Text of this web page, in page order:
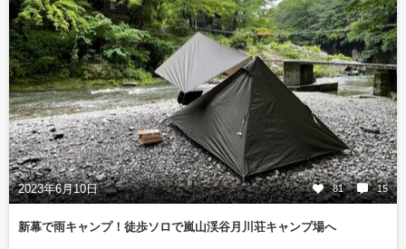
2023年6月10日 81 15
新幕で雨キャンプ！徒歩ソロで嵐山渓谷月川荘キャンプ場へ